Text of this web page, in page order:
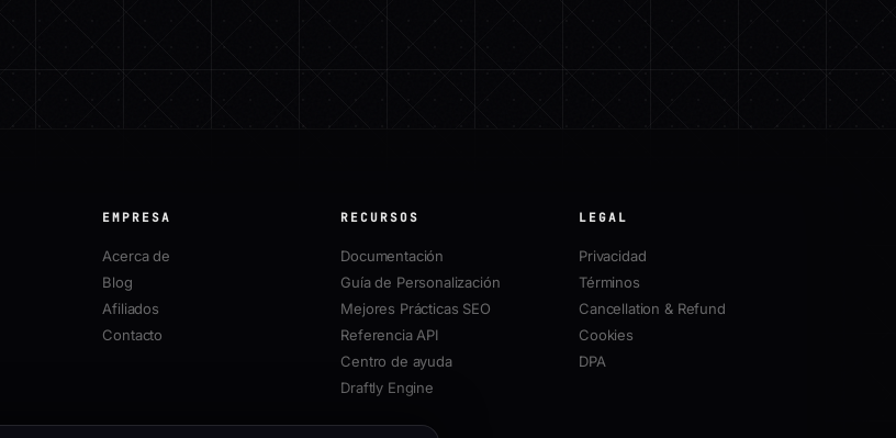
EMPRESA
Acerca de
Blog
Afiliados
Contacto
RECURSOS
Documentación
Guía de Personalización
Mejores Prácticas SEO
Referencia API
Centro de ayuda
Draftly Engine
LEGAL
Privacidad
Términos
Cancellation & Refund
Cookies
DPA